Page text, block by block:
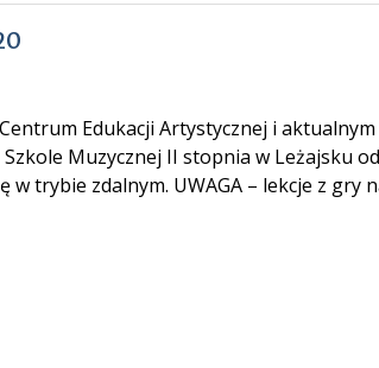
Edukacji Artystycznej i
Muzycznej II stopnia w Leżajsku
w trybie zdalnym. UWAGA – lekcje z gry